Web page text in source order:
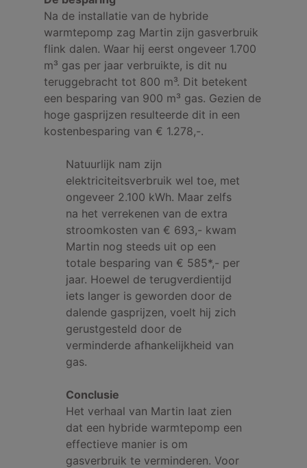
Na de installatie van de hybride
warmtepomp zag Martin zijn gasverbruik
flink dalen. Waar hij eerst ongeveer 1.700
m³ gas per jaar verbruikte, is dit nu
teruggebracht tot 800 m³. Dit betekent
een besparing van 900 m³ gas. Gezien de
hoge gasprijzen resulteerde dit in een
kostenbesparing van € 1.278,-.
Natuurlijk nam zijn
elektriciteitsverbruik wel toe, met
ongeveer 2.100 kWh. Maar zelfs
na het verrekenen van de extra
stroomkosten van € 693,- kwam
Martin nog steeds uit op een
totale besparing van € 585*,- per
jaar. Hoewel de terugverdientijd
iets langer is geworden door de
dalende gasprijzen, voelt hij zich
gerustgesteld door de
verminderde afhankelijkheid van
gas.
Conclusie
Het verhaal van Martin laat zien
dat een hybride warmtepomp een
effectieve manier is om
gasverbruik te verminderen. Voor